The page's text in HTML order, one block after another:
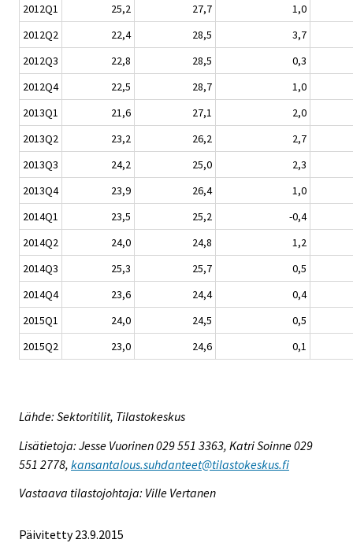
2012Q1
25,2 27,7
1,0
2012Q2
22,4 28,5
3,7
2012Q3
22,8 28,5
0,3
2012Q4
22,5 28,7
1,0
2013Q1
21,6 27,1
2,0
2013Q2
23,2 26,2
2,7
2013Q3
24,2 25,0
2,3
2013Q4
23,9 26,4
1,0
2014Q1
23,5 25,2
-0,4
2014Q2
24,0 24,8
1,2
2014Q3
25,3 25,7
0,5
2014Q4
23,6 24,4
0,4
2015Q1
24,0 24,5
0,5
2015Q2
23,0 24,6 0,1
Lähde: Sektoritilit, Tilastokeskus
Lisätietoja: Jesse Vuorinen 029 551 3363, Katri Soinne 029
551 2778, kansantalous.suhdanteet@tilastokeskus.fi
Vastaava tilastojohtaja: Ville Vertanen
Päivitetty 23.9.2015